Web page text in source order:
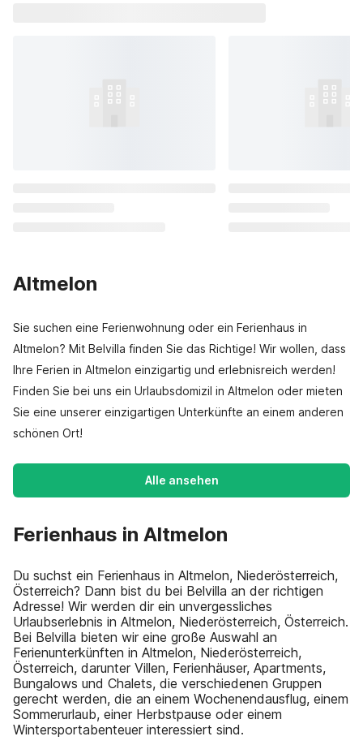
Altmelon
Sie suchen eine Ferienwohnung oder ein Ferienhaus in
Altmelon? Mit Belvilla finden Sie das Richtige! Wir wollen, dass
Ihre Ferien in Altmelon einzigartig und erlebnisreich werden!
Finden Sie bei uns ein Urlaubsdomizil in Altmelon oder mieten
Sie eine unserer einzigartigen Unterkünfte an einem anderen
schönen Ort!
Alle ansehen
Ferienhaus in Altmelon
Du suchst ein Ferienhaus in Altmelon, Niederösterreich,
Österreich? Dann bist du bei Belvilla an der richtigen
Adresse! Wir werden dir ein unvergessliches
Urlaubserlebnis in Altmelon, Niederösterreich, Österreich.
Bei Belvilla bieten wir eine große Auswahl an
Ferienunterkünften in Altmelon, Niederösterreich,
Österreich, darunter Villen, Ferienhäuser, Apartments,
Bungalows und Chalets, die verschiedenen Gruppen
gerecht werden, die an einem Wochenendausflug, einem
Sommerurlaub, einer Herbstpause oder einem
Wintersportabenteuer interessiert sind.